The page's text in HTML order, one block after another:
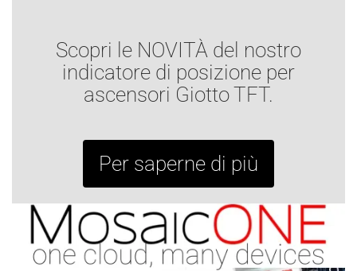
Scopri le NOVITÀ del nostro
indicatore di posizione per
ascensori Giotto TFT.
Per saperne di più